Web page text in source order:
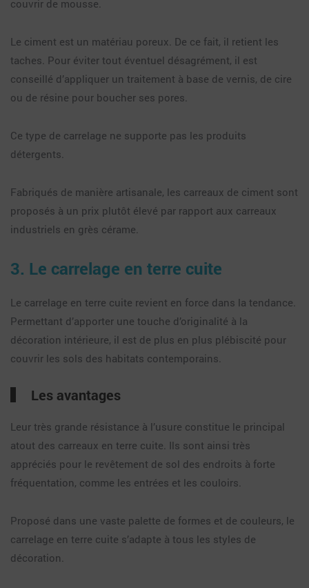
couvrir de mousse.
Le ciment est un matériau poreux. De ce fait, il retient les
taches. Pour éviter tout éventuel désagrément, il est
conseillé d’appliquer un traitement à base de vernis, de cire
ou de résine pour boucher ses pores.
Ce type de carrelage ne supporte pas les produits
détergents.
Fabriqués de manière artisanale, les carreaux de ciment sont
proposés à un prix plutôt élevé par rapport aux carreaux
industriels en grès cérame.
3. Le carrelage en terre cuite
Le carrelage en terre cuite revient en force dans la tendance.
Permettant d’apporter une touche d’originalité à la
décoration intérieure, il est de plus en plus plébiscité pour
couvrir les sols des habitats contemporains.
Les avantages
Leur très grande résistance à l’usure constitue le principal
atout des carreaux en terre cuite. Ils sont ainsi très
appréciés pour le revêtement de sol des endroits à forte
fréquentation, comme les entrées et les couloirs.
Proposé dans une vaste palette de formes et de couleurs, le
carrelage en terre cuite s’adapte à tous les styles de
décoration.